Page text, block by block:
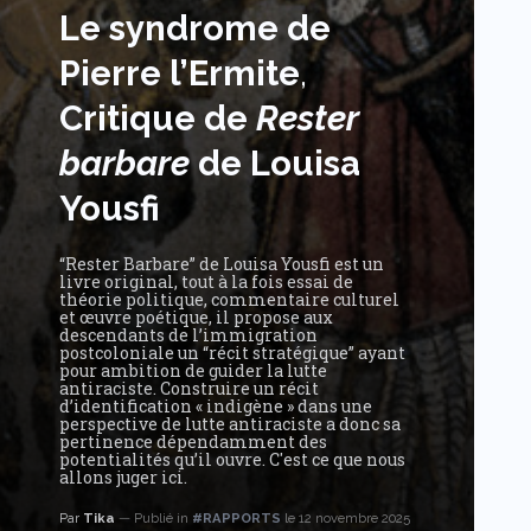
Le syndrome de
Pierre l’Ermite,
Critique de Rester
barbarede Louisa
Yousfi
“Rester Barbare” de Louisa Yousfi est un
livre original, tout à la fois essai de
théorie politique, commentaire culturel
et œuvre poétique, il propose aux
descendants de l’immigration
postcoloniale un “récit stratégique” ayant
pour ambition de guider la lutte
antiraciste. Construire un récit
d’identification « indigène » dans une
perspective de lutte antiraciste a donc sa
pertinence dépendamment des
potentialités qu’il ouvre. C'est ce que nous
allons juger ici.
Par Tika Publié in #RAPPORTS le 12 novembre 2025